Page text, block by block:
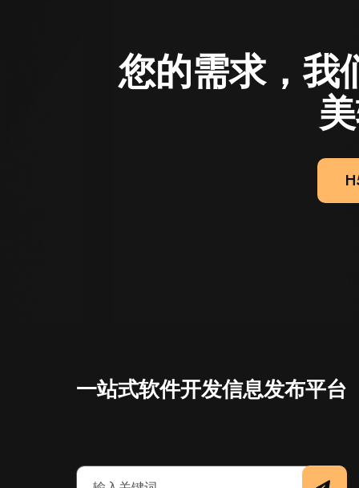
您的需求，
一站式软件开发信息发布平台